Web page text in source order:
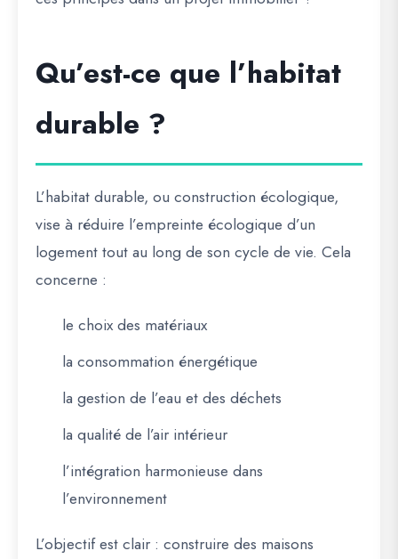
Qu’est-ce que l’habitat
durable ?
L’habitat durable, ou construction écologique,
vise à réduire l’empreinte écologique d’un
logement tout au long de son cycle de vie. Cela
concerne :
le choix des matériaux
la consommation énergétique
la gestion de l’eau et des déchets
la qualité de l’air intérieur
l’intégration harmonieuse dans
l’environnement
L’objectif est clair : construire des maisons